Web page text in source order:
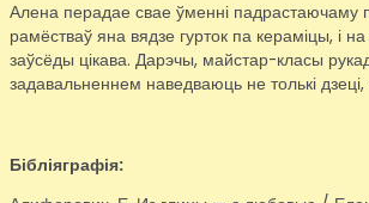
Алена перадае свае ўменні
рамёстваў яна вядзе гурток па кераміцы, і
заўсёды цікава. Дарэчы, майстар-класы
задавальненнем наведваюць не толькі
Бібліяграфія: